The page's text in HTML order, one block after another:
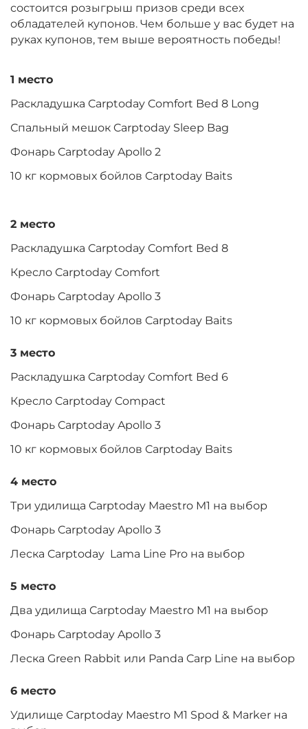
состоится розыгрыш призов среди всех
обладателей купонов. Чем больше у вас будет на
руках купонов, тем выше вероятность победы!
1 место
Раскладушка Carptoday Comfort Bed 8 Long
Спальный мешок Carptoday Sleep Bag
Фонарь Carptoday Apollo 2
10 кг кормовых бойлов Carptoday Baits
2 место
Раскладушка Carptoday Comfort Bed 8
Кресло Carptoday Comfort
Фонарь Carptoday Apollo 3
10 кг кормовых бойлов Carptoday Baits
3 место
Раскладушка Carptoday Comfort Bed 6
Кресло Carptoday Compact
Фонарь Carptoday Apollo 3
10 кг кормовых бойлов Carptoday Baits
4 место
Три удилища Carptoday Maestro M1 на выбор
Фонарь Carptoday Apollo 3
Леска Carptoday Lama Line Pro на выбор
5 место
Два удилища Carptoday Maestro M1 на выбор
Фонарь Carptoday Apollo 3
Леска Green Rabbit или Panda Carp Line на выбор
6 место
Удилище Carptoday Maestro M1 Spod & Marker на